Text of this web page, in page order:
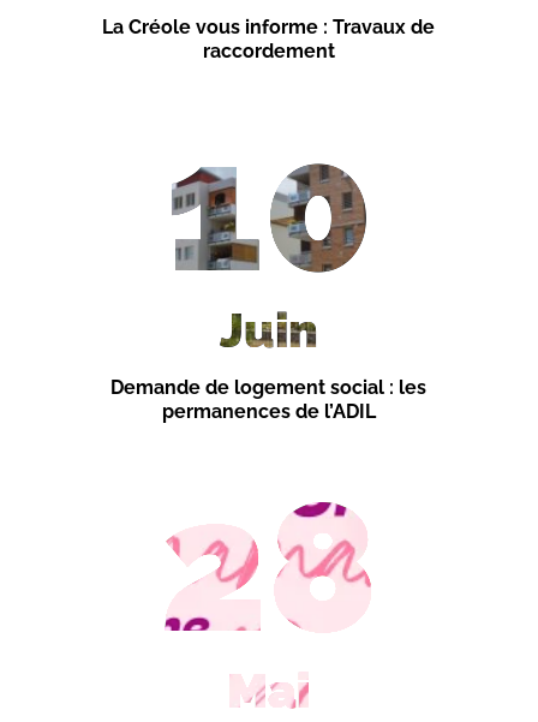
La Créole vous informe : Travaux de
raccordement
Demande de logement social : les
permanences de l’ADIL
10
Juin
28
Mai